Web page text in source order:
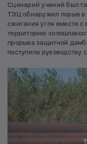
Сценарий учений был
ТЭЦ обнаружил порыв в
сжигания угля вместе с
территорию
прорыва защитной
поступила руководству